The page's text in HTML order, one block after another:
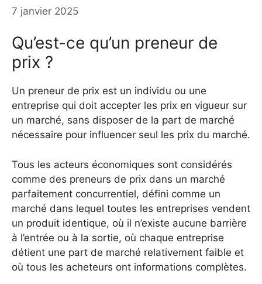
7 janvier 2025
Qu’est-ce qu’un preneur de
prix ?
Un preneur de prix est un individu ou une
entreprise qui doit accepter les prix en vigueur sur
un marché, sans disposer de la part de marché
nécessaire pour influencer seul les prix du marché.
Tous les acteurs économiques sont considérés
comme des preneurs de prix dans un marché
parfaitement concurrentiel, défini comme un
marché dans lequel toutes les entreprises vendent
un produit identique, où il n’existe aucune barrière
à l’entrée ou à la sortie, où chaque entreprise
détient une part de marché relativement faible et
où tous les acheteurs ont informations complètes.